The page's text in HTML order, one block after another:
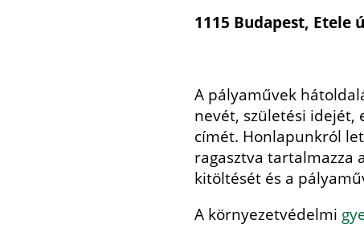
1115 Budapest, Etele
A pályaművek
nevét, születési idejét,
címét. Honlapunkról
ragasztva tartalmazza
kitöltését és a
A környezetvédelmi